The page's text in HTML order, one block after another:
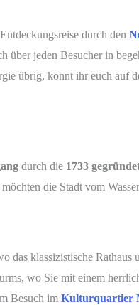
durch den
jeden Besucher in
übrig, könnt ihr euch auf
durch die 1733
möchten die Stadt vom
das klassizistische
wo Sie mit einem
Besuch im Kulturquartier